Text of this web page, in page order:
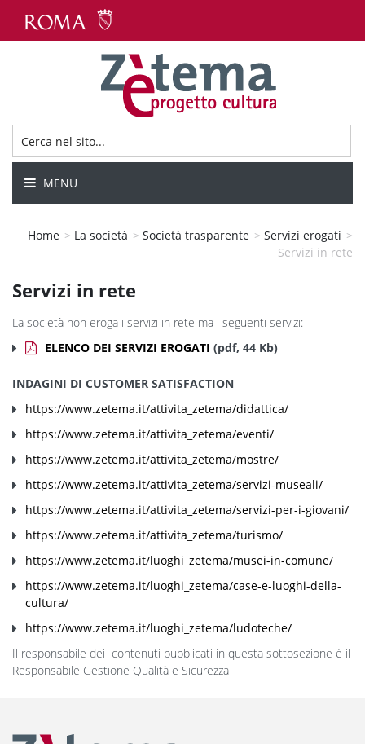
MENU
Home > La società > Società trasparente > Servizi erogati >
Servizi in rete
Servizi in rete
La società non eroga i servizi in rete ma i seguenti servizi:
ELENCO DEI SERVIZI EROGATI (pdf, 44 Kb)
INDAGINI DI CUSTOMER SATISFACTION
https://www.zetema.it/attivita_zetema/didattica/
https://www.zetema.it/attivita_zetema/eventi/
https://www.zetema.it/attivita_zetema/mostre/
https://www.zetema.it/attivita_zetema/servizi-museali/
https://www.zetema.it/attivita_zetema/servizi-per-i-giovani/
https://www.zetema.it/attivita_zetema/turismo/
https://www.zetema.it/luoghi_zetema/musei-in-comune/
https://www.zetema.it/luoghi_zetema/case-e-luoghi-della-
cultura/
https://www.zetema.it/luoghi_zetema/ludoteche/
Il responsabile dei contenuti pubblicati in questa sottosezione è il
Responsabile Gestione Qualità e Sicurezza